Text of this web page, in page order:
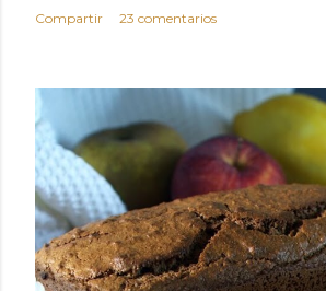
Compartir 23 comentarios